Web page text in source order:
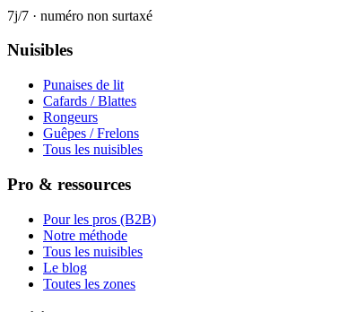
7j/7 · numéro non surtaxé
Nuisibles
Punaises de lit
Cafards / Blattes
Rongeurs
Guêpes / Frelons
Tous les nuisibles
Pro & ressources
Pour les pros (B2B)
Notre méthode
Tous les nuisibles
Le blog
Toutes les zones